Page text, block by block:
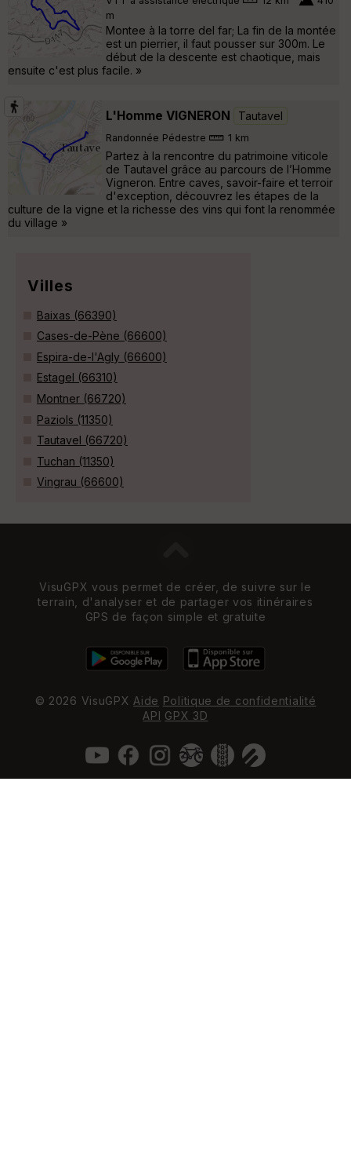
m
Montee à la torre del far; La fin de la montée
est un pierrier, il faut pousser sur 300m. Le
début de la descente est chaotique, mais
ensuite c'est plus facile. »
L'Homme VIGNERON Tautavel
Randonnée Pédestre 1 km
Partez à la rencontre du patrimoine viticole
de Tautavel grâce au parcours de l’Homme
Vigneron. Entre caves, savoir-faire et terroir
d'exception, découvrez les étapes de la
culture de la vigne et la richesse des vins qui font la renommée
du village »
Villes
Baixas (66390)
Cases-de-Pène (66600)
Espira-de-l'Agly (66600)
Estagel (66310)
Montner (66720)
Paziols (11350)
Tautavel (66720)
Tuchan (11350)
Vingrau (66600)
VisuGPX vous permet de créer, de suivre sur le
terrain, d'analyser et de partager vos itinéraires
GPS de façon simple et gratuite
© 2026 VisuGPX Aide Politique de confidentialité
API GPX 3D